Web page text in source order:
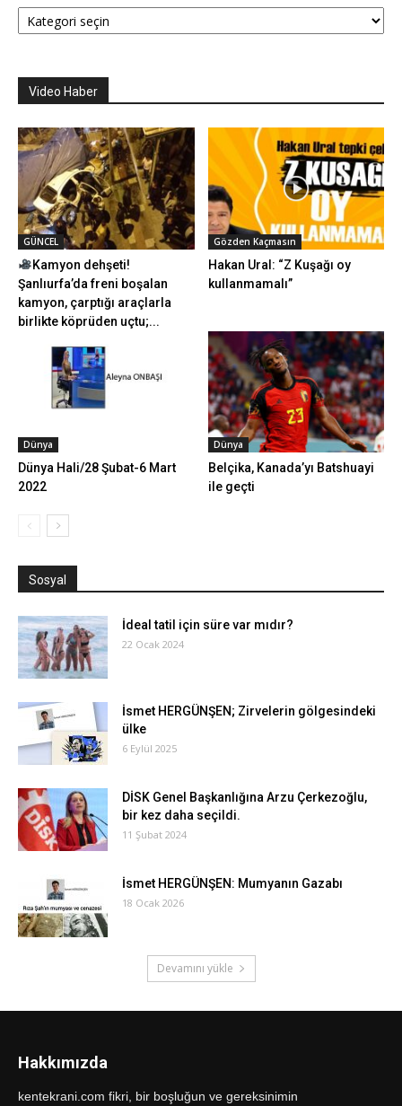
Kategoriler
Video Haber
GÜNCEL
Kamyon dehşeti!
Şanlıurfa’da freni boşalan
kamyon, çarptığı araçlarla
birlikte köprüden uçtu;...
Gözden Kaçmasın
Hakan Ural: “Z Kuşağı oy
kullanmamalı”
Dünya
Dünya Hali/28 Şubat-6 Mart
2022
Dünya
Belçika, Kanada’yı Batshuayi
ile geçti
Sosyal
İdeal tatil için süre var mıdır?
22 Ocak 2024
İsmet HERGÜNŞEN; Zirvelerin gölgesindeki
ülke
6 Eylül 2025
DİSK Genel Başkanlığına Arzu Çerkezoğlu,
bir kez daha seçildi.
11 Şubat 2024
İsmet HERGÜNŞEN: Mumyanın Gazabı
18 Ocak 2026
Devamını yükle
Hakkımızda
kentekrani.com fikri, bir boşluğun ve gereksinimin